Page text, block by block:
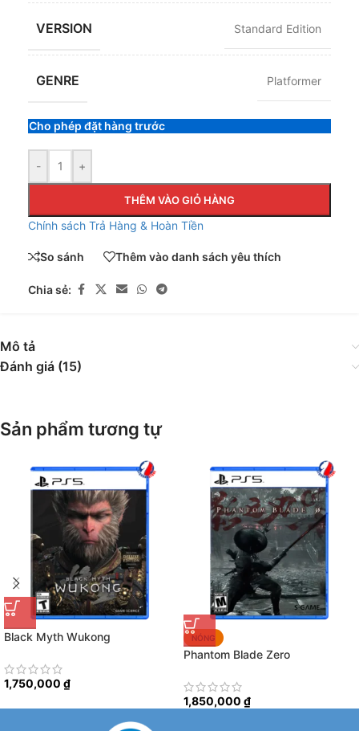
VERSION Standard Edition
GENRE Platformer
Cho phép đặt hàng trước
- +
THÊM VÀO GIỎ HÀNG
Chính sách Trả Hàng & Hoàn Tiền
So sánh Thêm vào danh sách yêu thích
Chia sẻ:
Mô tả
Đánh giá (15)
Sản phẩm tương tự
Black Myth Wukong
1,750,000 ₫
NÓNG
Phantom Blade Zero
1,850,000 ₫